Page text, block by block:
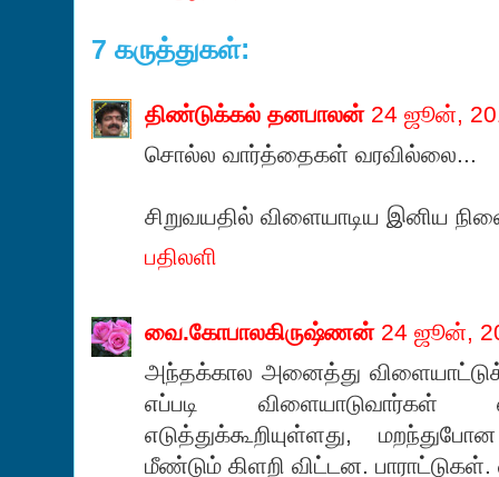
7 கருத்துகள்:
திண்டுக்கல் தனபாலன் 24 ஜூன்,
சொல்ல வார்த்தைகள் வரவில்லை...
சிறுவயதில் விளையாடிய இனிய
பதிலளி
வை.கோபாலகிருஷ்ணன் 24 ஜூன்,
அந்தக்கால அனைத்து
எப்படி
எடுத்துக்கூறியுள்ளது,
மீண்டும் கிளறி விட்டன.